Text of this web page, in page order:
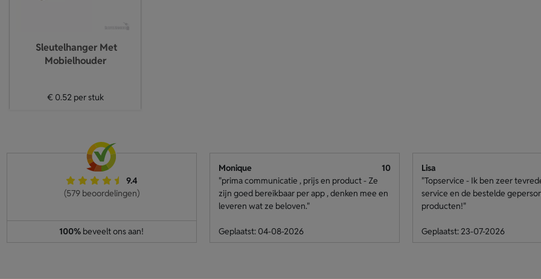
Sleutelhanger Met
Mobielhouder
€ 0.52per stuk
9.4
(579 beoordelingen)
100% beveelt ons aan!
Monique
10
"prima communicatie , prijs en product - Ze
zijn goed bereikbaar per app , denken mee en
leveren wat ze beloven."
Geplaatst: 04-08-2026
Lisa
"Topservice - Ik ben zeer
service en de bestelde
producten!"
Geplaatst: 23-07-2026